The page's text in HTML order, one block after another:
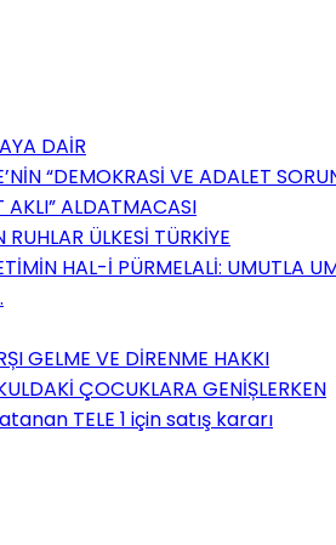
DAİR
“DEMOKRASİ VE ADALET
AKLI” ALDATMACASI
RUHLAR ÜLKESİ TÜRKİYE
HAL-İ PÜRMELALİ: UMUTLA
GELME VE DİRENME HAKKI
ÇOCUKLARA GENİȘLERKEN
TELE 1 için satış kararı